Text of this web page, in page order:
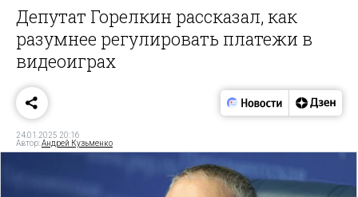
Депутат Горелкин рассказал, как
разумнее регулировать платежи в
видеоиграх
24.01.2025 20:16
Автор:Андрей Кузьменко